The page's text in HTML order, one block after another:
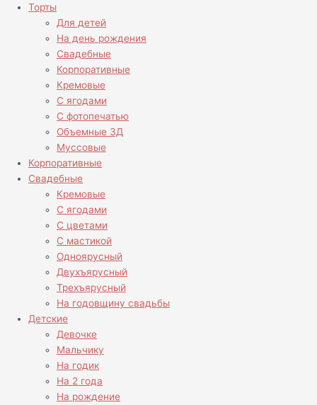
Торты
Для детей
На день рождения
Свадебные
Корпоративные
Кремовые
С ягодами
С фотопечатью
Объемные 3Д
Муссовые
Корпоративные
Свадебные
Кремовые
С ягодами
С цветами
С мастикой
Одноярусный
Двухъярусный
Трехъярусный
На годовщину свадьбы
Детские
Девочке
Мальчику
На годик
На 2 года
На рождение